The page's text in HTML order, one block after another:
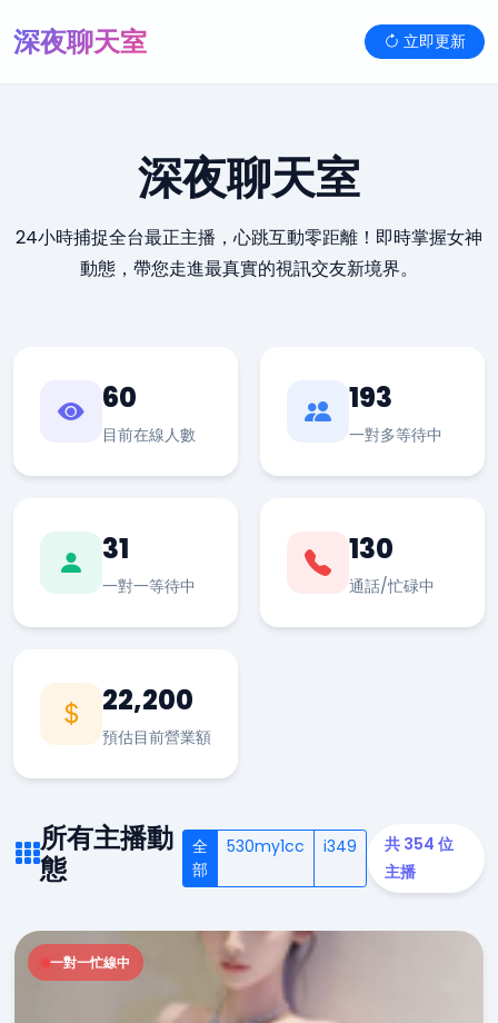
深夜聊天室 立即更新
深夜聊天室
24小時捕捉全台最正主播，心跳互動零距離！即時掌握女神
動態，帶您走進最真實的視訊交友新境界。
60
目前在線人數
193
一對多等待中
31
一對一等待中
130
通話/忙碌中
22,200
預估目前營業額
所有主播動
態
全
部
530my1cc i349
共 354 位
主播
一對一忙線中